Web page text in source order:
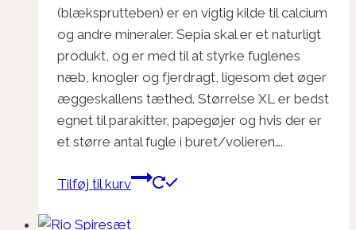
(blæksprutteben) er en vigtig kilde til calcium
og andre mineraler. Sepia skal er et naturligt
produkt, og er med til at styrke fuglenes
næb, knogler og fjerdragt, ligesom det øger
æggeskallens tæthed. Størrelse XL er bedst
egnet til parakitter, papegøjer og hvis der er
et større antal fugle i buret/volieren….
Tilføj til kurv